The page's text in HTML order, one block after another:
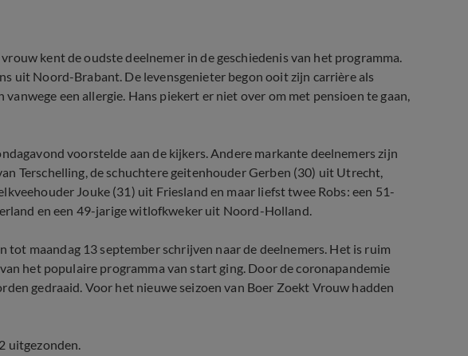
kent de oudste deelnemer in de geschiedenis van het programma.
uit Noord-Brabant. De levensgenieter begon ooit zijn carrière als
een allergie. Hans piekert er niet over om met pensioen te gaan,
voorstelde aan de kijkers. Andere markante deelnemers zijn
Terschelling, de schuchtere geitenhouder Gerben (30) uit Utrecht,
Jouke (31) uit Friesland en maar liefst twee Robs: een 51-
en een 49-jarige witlofkweker uit Noord-Holland.
tot maandag 13 september schrijven naar de deelnemers. Het is ruim
het populaire programma van start ging. Door de coronapandemie
gedraaid. Voor het nieuwe seizoen van Boer Zoekt Vrouw hadden
uitgezonden.